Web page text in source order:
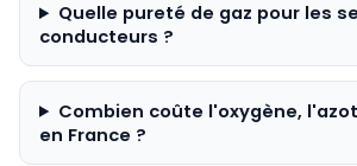
Quelle pureté de gaz pour les
conducteurs ?
Combien coûte l'oxygène,
en France ?